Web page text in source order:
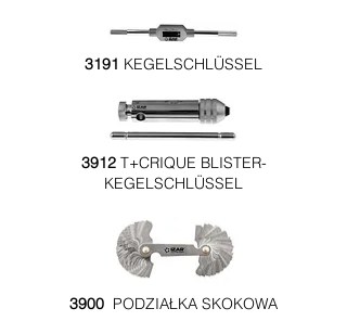
3191 KEGELSCHLÜSSEL
3912T+CRIQUE BLISTER-
KEGELSCHLÜSSEL
3900 PODZIAŁKA SKOKOWA